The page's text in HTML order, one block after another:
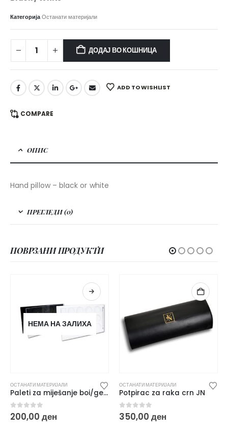
КатегоријаОстанати материјали
ДОДАЈ ВО КОШНИЦА
ADD TO WISHLIST
COMPARE
ОПИС
Hand pillow – black or white
ПРЕГЛЕДИ (0)
ПОВРЗАНИ ПРОДУКТИ
НЕМА НА ЗАЛИХА
ОСТАНАТИ МАТЕРИЈАЛИ
Paleti za miješanje boi/gelovi/pasti
0 out of 5
200,00 ден
ОСТАНАТИ МАТЕРИЈАЛИ
Potpirac za raka crn JN
0 out of 5
350,00 ден